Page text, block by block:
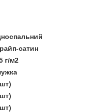
сатин
г/м2